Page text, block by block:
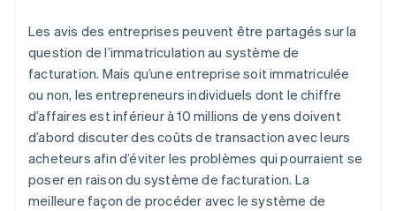
Les avis des entreprises peuvent être partagés sur la
question de l’immatriculation au système de
facturation. Mais qu’une entreprise soit immatriculée
ou non, les entrepreneurs individuels dont le chiffre
d’affaires est inférieur à 10 millions de yens doivent
d’abord discuter des coûts de transaction avec leurs
acheteurs afin d’éviter les problèmes qui pourraient se
poser en raison du système de facturation. La
meilleure façon de procéder avec le système de